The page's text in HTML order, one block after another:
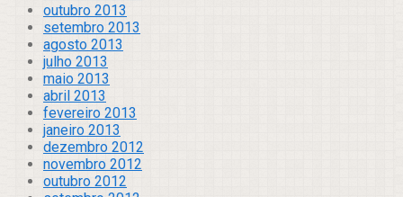
outubro 2013
setembro 2013
agosto 2013
julho 2013
maio 2013
abril 2013
fevereiro 2013
janeiro 2013
dezembro 2012
novembro 2012
outubro 2012